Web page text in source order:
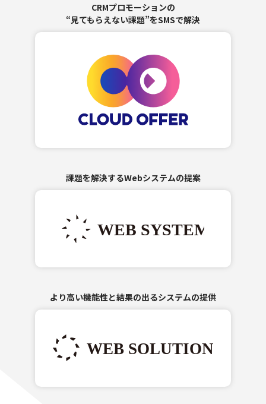
CRMプロモーションの
“見てもらえない課題”をSMSで解決
課題を解決するWebシステムの提案
より高い機能性と結果の出るシステムの提供